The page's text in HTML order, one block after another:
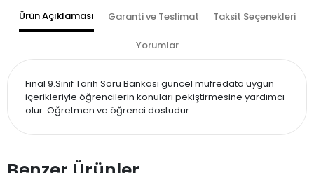
Ürün Açıklaması Garanti ve Teslimat Taksit Seçenekleri
Yorumlar
Final 9.Sınıf Tarih Soru Bankası güncel müfredata uygun
içerikleriyle öğrencilerin konuları pekiştirmesine yardımcı
olur. Öğretmen ve öğrenci dostudur.